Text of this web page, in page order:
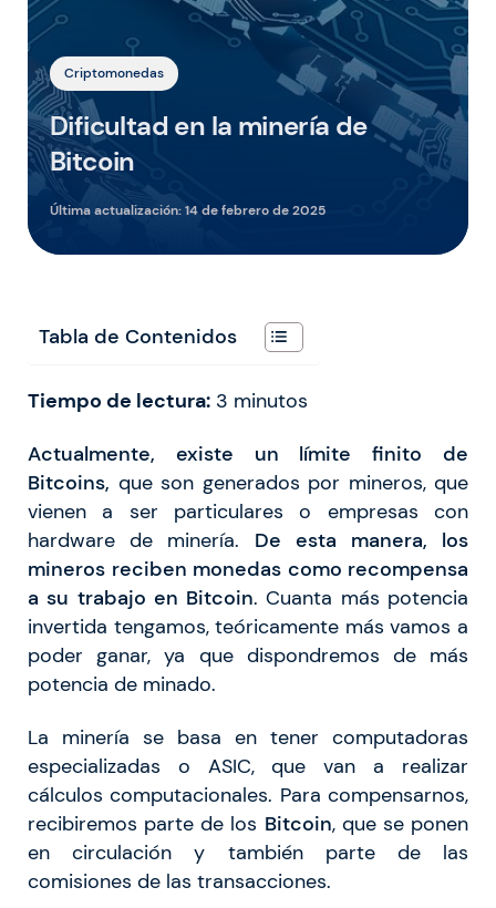
Criptomonedas
Dificultad en la minería de
Bitcoin
Última actualización:14 de febrero de 2025
Tabla de Contenidos
Tiempo de lectura: 3 minutos
Actualmente, existe un límite finito de
Bitcoins, que son generados por mineros, que
vienen a ser particulares o empresas con
hardware de minería. De esta manera, los
mineros reciben monedas como recompensa
a su trabajo en Bitcoin. Cuanta más potencia
invertida tengamos, teóricamente más vamos a
poder ganar, ya que dispondremos de más
potencia de minado.
La minería se basa en tener computadoras
especializadas o ASIC, que van a realizar
cálculos computacionales. Para compensarnos,
recibiremos parte de los Bitcoin, que se ponen
en circulación y también parte de las
comisiones de las transacciones.